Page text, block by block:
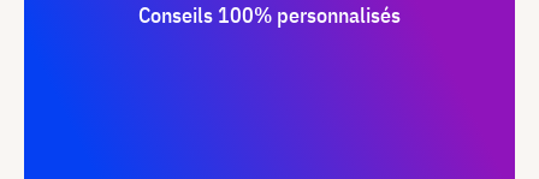
Conseils 100% personnalisés